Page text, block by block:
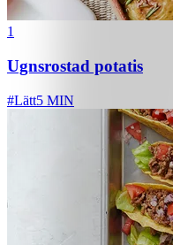
1
Ugnsrostad potatis
#Lätt5 MIN